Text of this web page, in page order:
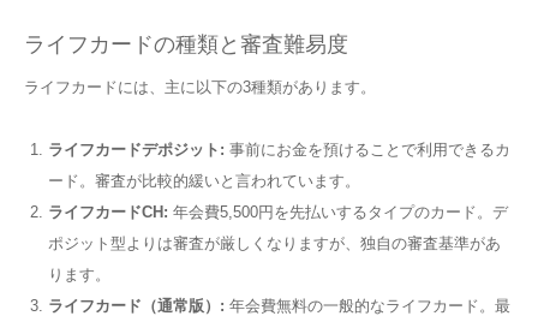
ライフカードの種類と審査難易度
ライフカードには、主に以下の3種類があります。
ライフカードデポジット: 事前にお金を預けることで利用できるカ
ード。審査が比較的緩いと言われています。
ライフカードCH: 年会費5,500円を先払いするタイプのカード。デ
ポジット型よりは審査が厳しくなりますが、独自の審査基準があ
ります。
ライフカード（通常版）: 年会費無料の一般的なライフカード。最